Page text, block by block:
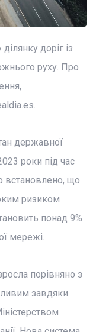
доріг із
руху. Про
державної
роки під час
встановлено, що
ризиком
понад 9%
мережі.
порівняно з
завдяки